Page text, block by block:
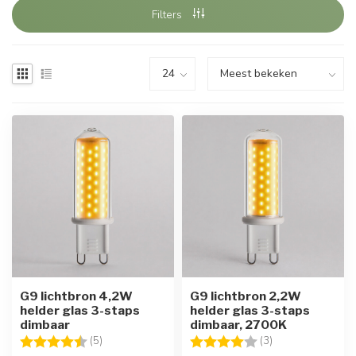
Filters
G9 lichtbron 4,2W
helder glas 3-staps
dimbaar
Beoordeling: (5)
G9 lichtbron 2,2W
helder glas 3-staps
dimbaar, 2700K
Beoordeling: (3)